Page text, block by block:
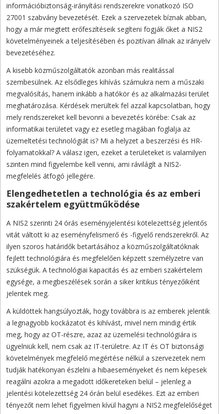
információbiztonság-irányítási rendszerekre vonatkozó ISO
27001 szabvány bevezetését. Ezek a szervezetek bíznak abban,
hogy a már megtett erőfeszítéseik segíteni fogják őket a NIS2
követelményeinek a teljesítésében és pozitívan állnak az irányelv
bevezetéséhez.
A kisebb közműszolgáltatók azonban más realitással
szembesülnek. Az elsődleges kihívás számukra nem a műszaki
megvalósítás, hanem inkább a hatókör és az alkalmazási terület
meghatározása. Kérdések merültek fel azzal kapcsolatban, hogy
mely rendszereket kell bevonni a bevezetés körébe: Csak az
informatikai területet vagy ez esetleg magában foglalja az
üzemeltetési technológiát is? Mi a helyzet a beszerzési és HR-
folyamatokkal? A válasz igen, ezeket a területeket is valamilyen
szinten mind figyelembe kell venni, ami rávilágít a NIS2-
megfelelés átfogó jellegére.
Elengedhetetlen a technológia és az emberi
szakértelem együttműködése
A NIS2 szerinti 24 órás eseményjelentési kötelezettség jelentős
vitát váltott ki az eseményfelismerő és -figyelő rendszerekről. Az
ilyen szoros határidők betartásához a közműszolgáltatóknak
fejlett technológiára és megfelelően képzett személyzetre van
szükségük. A technológiai kapacitás és az emberi szakértelem
egysége, a megbeszélések során a siker kritikus tényezőiként
jelentek meg.
A küldöttek hangsúlyozták, hogy továbbra is az emberek jelentik
a legnagyobb kockázatot és kihívást, mivel nem mindig értik
meg, hogy az OT-részre, azaz az üzemelési technológiára is
ügyelniük kell, nem csak az IT-területre. Az IT és OT biztonsági
követelmények megfelelő megértése nélkül a szervezetek nem
tudják hatékonyan észlelni a hibaeseményeket és nem képesek
reagálni azokra a megadott időkereteken belül – jelenleg a
jelentési kötelezettség 24 órán belül esedékes. Ezt az emberi
tényezőt nem lehet figyelmen kívül hagyni a NIS2 megfelelőséget